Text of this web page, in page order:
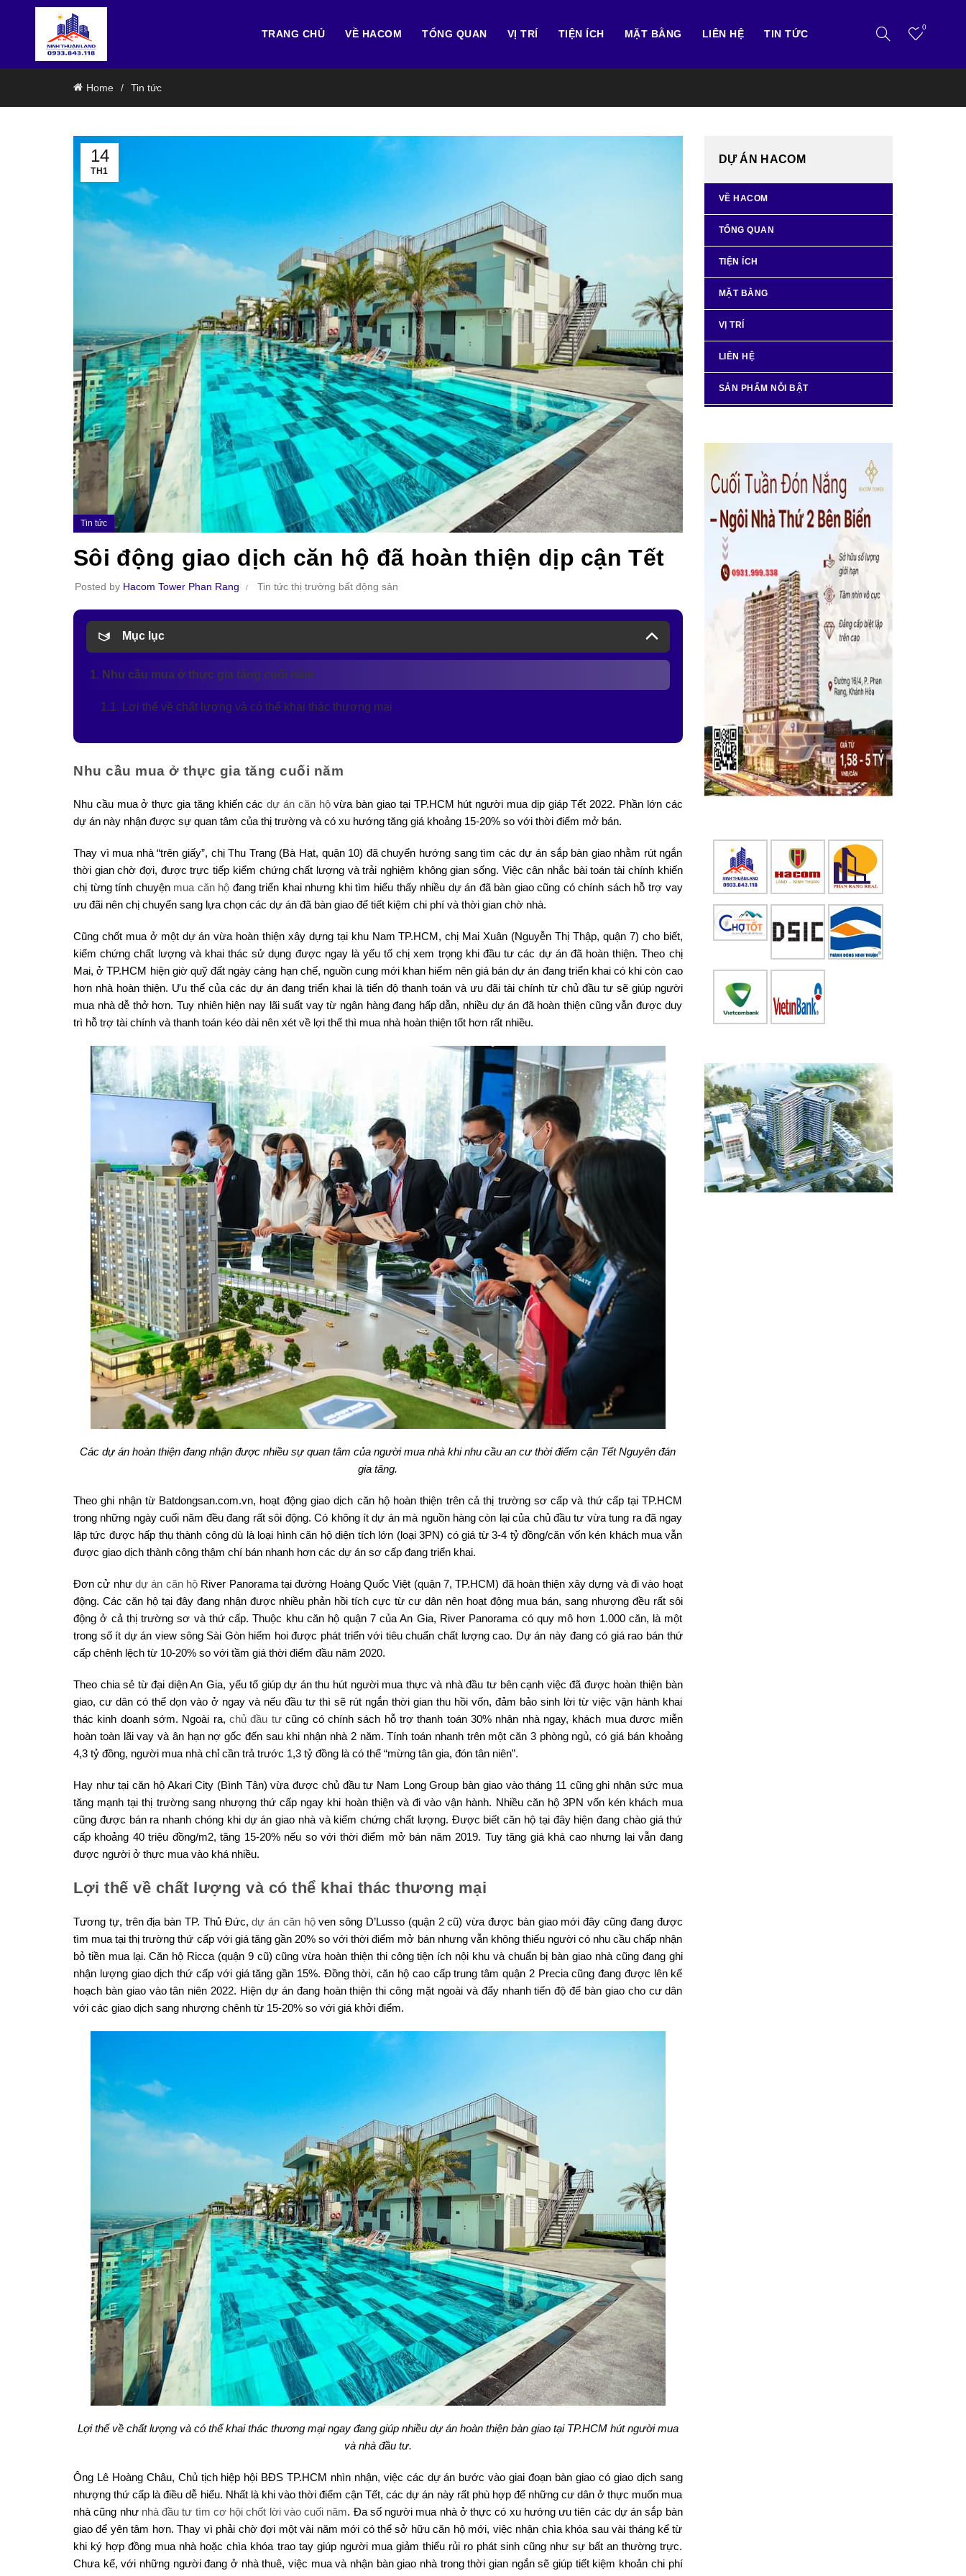
TRANG CHỦ VỀ HACOM TỔNG QUAN VỊ TRÍ TIỆN ÍCH MẶT BẰNG LIÊN HỆ TIN TỨC
0
Home Tin tức
14
TH1
Tin tức
Sôi động giao dịch căn hộ đã hoàn thiện dịp cận Tết
Posted by Hacom Tower Phan Rang Tin tức thị trường bất động sản
Mục lục
1. Nhu cầu mua ở thực gia tăng cuối năm
1.1. Lợi thế về chất lượng và có thể khai thác thương mại
Nhu cầu mua ở thực gia tăng cuối năm
Nhu cầu mua ở thực gia tăng khiến cácdự án căn hộvừa bàn giao tại TP.HCM hút người mua dịp giáp Tết 2022. Phần lớn các
dự án này nhận được sự quan tâm của thị trường và có xu hướng tăng giá khoảng 15-20% so với thời điểm mở bán.
Thay vì mua nhà “trên giấy”, chị Thu Trang (Bà Hạt, quận 10) đã chuyển hướng sang tìm các dự án sắp bàn giao nhằm rút ngắn
thời gian chờ đợi, được trực tiếp kiểm chứng chất lượng và trải nghiệm không gian sống. Việc cân nhắc bài toán tài chính khiến
chị từng tính chuyện mua căn hộ đang triển khai nhưng khi tìm hiểu thấy nhiều dự án đã bàn giao cũng có chính sách hỗ trợ vay
ưu đãi nên chị chuyển sang lựa chọn các dự án đã bàn giao để tiết kiệm chi phí và thời gian chờ nhà.
Cũng chốt mua ở một dự án vừa hoàn thiện xây dựng tại khu Nam TP.HCM, chị Mai Xuân (Nguyễn Thị Thập, quận 7) cho biết,
kiểm chứng chất lượng và khai thác sử dụng được ngay là yếu tố chị xem trọng khi đầu tư các dự án đã hoàn thiện. Theo chị
Mai, ở TP.HCM hiện giờ quỹ đất ngày càng hạn chế, nguồn cung mới khan hiếm nên giá bán dự án đang triển khai có khi còn cao
hơn nhà hoàn thiện. Ưu thế của các dự án đang triển khai là tiến độ thanh toán và ưu đãi tài chính từ chủ đầu tư sẽ giúp người
mua nhà dễ thở hơn. Tuy nhiên hiện nay lãi suất vay từ ngân hàng đang hấp dẫn, nhiều dự án đã hoàn thiện cũng vẫn được duy
trì hỗ trợ tài chính và thanh toán kéo dài nên xét về lợi thế thì mua nhà hoàn thiện tốt hơn rất nhiều.
Các dự án hoàn thiện đang nhận được nhiều sự quan tâm của người mua nhà khi nhu cầu an cư thời điểm cận Tết Nguyên đán
gia tăng.
Theo ghi nhận từ Batdongsan.com.vn, hoạt động giao dịch căn hộ hoàn thiện trên cả thị trường sơ cấp và thứ cấp tại TP.HCM
trong những ngày cuối năm đều đang rất sôi động. Có không ít dự án mà nguồn hàng còn lại của chủ đầu tư vừa tung ra đã ngay
lập tức được hấp thụ thành công dù là loại hình căn hộ diện tích lớn (loại 3PN) có giá từ 3-4 tỷ đồng/căn vốn kén khách mua vẫn
được giao dịch thành công thậm chí bán nhanh hơn các dự án sơ cấp đang triển khai.
Đơn cử nhưdự án căn hộ River Panorama tại đường Hoàng Quốc Việt (quận 7, TP.HCM) đã hoàn thiện xây dựng và đi vào hoạt
động. Các căn hộ tại đây đang nhận được nhiều phản hồi tích cực từ cư dân nên hoạt động mua bán, sang nhượng đều rất sôi
động ở cả thị trường sơ và thứ cấp. Thuộc khu căn hộ quận 7 của An Gia, River Panorama có quy mô hơn 1.000 căn, là một
trong số ít dự án view sông Sài Gòn hiếm hoi được phát triển với tiêu chuẩn chất lượng cao. Dự án này đang có giá rao bán thứ
cấp chênh lệch từ 10-20% so với tầm giá thời điểm đầu năm 2020.
Theo chia sẻ từ đại diện An Gia, yếu tố giúp dự án thu hút người mua thực và nhà đầu tư bên cạnh việc đã được hoàn thiện bàn
giao, cư dân có thể dọn vào ở ngay và nếu đầu tư thì sẽ rút ngắn thời gian thu hồi vốn, đảm bảo sinh lời từ việc vận hành khai
thác kinh doanh sớm. Ngoài ra,chủ đầu tưcũng có chính sách hỗ trợ thanh toán 30% nhận nhà ngay, khách mua được miễn
hoàn toàn lãi vay và ân hạn nợ gốc đến sau khi nhận nhà 2 năm. Tính toán nhanh trên một căn 3 phòng ngủ, có giá bán khoảng
4,3 tỷ đồng, người mua nhà chỉ cần trả trước 1,3 tỷ đồng là có thể “mừng tân gia, đón tân niên”.
Hay như tại căn hộ Akari City (Bình Tân) vừa được chủ đầu tư Nam Long Group bàn giao vào tháng 11 cũng ghi nhận sức mua
tăng mạnh tại thị trường sang nhượng thứ cấp ngay khi hoàn thiện và đi vào vận hành. Nhiều căn hộ 3PN vốn kén khách mua
cũng được bán ra nhanh chóng khi dự án giao nhà và kiểm chứng chất lượng. Được biết căn hộ tại đây hiện đang chào giá thứ
cấp khoảng 40 triệu đồng/m2, tăng 15-20% nếu so với thời điểm mở bán năm 2019. Tuy tăng giá khá cao nhưng lại vẫn đang
được người ở thực mua vào khá nhiều.
Lợi thế về chất lượng và có thể khai thác thương mại
Tương tự, trên địa bàn TP. Thủ Đức,dự án căn hộven sông D’Lusso (quận 2 cũ) vừa được bàn giao mới đây cũng đang được
tìm mua tại thị trường thứ cấp với giá tăng gần 20% so với thời điểm mở bán nhưng vẫn không thiếu người có nhu cầu chấp nhận
bỏ tiền mua lại. Căn hộ Ricca (quận 9 cũ) cũng vừa hoàn thiện thi công tiện ích nội khu và chuẩn bị bàn giao nhà cũng đang ghi
nhận lượng giao dịch thứ cấp với giá tăng gần 15%. Đồng thời, căn hộ cao cấp trung tâm quận 2 Precia cũng đang được lên kế
hoạch bàn giao vào tân niên 2022. Hiện dự án đang hoàn thiện thi công mặt ngoài và đẩy nhanh tiến độ để bàn giao cho cư dân
với các giao dịch sang nhượng chênh từ 15-20% so với giá khởi điểm.
Lợi thế về chất lượng và có thể khai thác thương mại ngay đang giúp nhiều dự án hoàn thiện bàn giao tại TP.HCM hút người mua
và nhà đầu tư.
Ông Lê Hoàng Châu, Chủ tịch hiệp hội BĐS TP.HCM nhìn nhận, việc các dự án bước vào giai đoạn bàn giao có giao dịch sang
nhượng thứ cấp là điều dễ hiểu. Nhất là khi vào thời điểm cận Tết, các dự án này rất phù hợp để những cư dân ở thực muốn mua
nhà cũng như nhà đầu tư tìm cơ hội chốt lời vào cuối năm. Đa số người mua nhà ở thực có xu hướng ưu tiên các dự án sắp bàn
giao để yên tâm hơn. Thay vì phải chờ đợi một vài năm mới có thể sở hữu căn hộ mới, việc nhận chìa khóa sau vài tháng kể từ
khi ký hợp đồng mua nhà hoặc chìa khóa trao tay giúp người mua giảm thiểu rủi ro phát sinh cũng như sự bất an thường trực.
Chưa kể, với những người đang ở nhà thuê, việc mua và nhận bàn giao nhà trong thời gian ngắn sẽ giúp tiết kiệm khoản chi phí
DỰ ÁN HACOM
VỀ HACOM
TỔNG QUAN
TIỆN ÍCH
MẶT BẰNG
VỊ TRÍ
LIÊN HỆ
SẢN PHẨM NỖI BẬT